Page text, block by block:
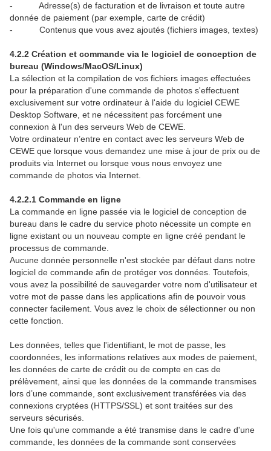
-
Adresse(s) de facturation et de livraison et toute autre
donnée de paiement (par exemple, carte de crédit)
-
Contenus que vous avez ajoutés (fichiers images, textes)
4.2.2 Création et commande via le logiciel de conception de
bureau (Windows/MacOS/Linux)
La sélection et la compilation de vos fichiers images effectuées
pour la préparation d'une commande de photos s'effectuent
exclusivement sur votre ordinateur à l'aide du logiciel CEWE
Desktop Software, et ne nécessitent pas forcément une
connexion à l'un des serveurs Web de CEWE.
Votre ordinateur n’entre en contact avec les serveurs Web de
CEWE que lorsque vous demandez une mise à jour de prix ou de
produits via Internet ou lorsque vous nous envoyez une
commande de photos via Internet.
4.2.2.1 Commande en ligne
La commande en ligne passée via le logiciel de conception de
bureau dans le cadre du service photo nécessite un compte en
ligne existant ou un nouveau compte en ligne créé pendant le
processus de commande.
Aucune donnée personnelle n'est stockée par défaut dans notre
logiciel de commande afin de protéger vos données. Toutefois,
vous avez la possibilité de sauvegarder votre nom d'utilisateur et
votre mot de passe dans les applications afin de pouvoir vous
connecter facilement. Vous avez le choix de sélectionner ou non
cette fonction.
Les données, telles que l'identifiant, le mot de passe, les
coordonnées, les informations relatives aux modes de paiement,
les données de carte de crédit ou de compte en cas de
prélèvement, ainsi que les données de la commande transmises
lors d’une commande, sont exclusivement transférées via des
connexions cryptées (HTTPS/SSL) et sont traitées sur des
serveurs sécurisés.
Une fois qu'une commande a été transmise dans le cadre d'une
commande, les données de la commande sont conservées